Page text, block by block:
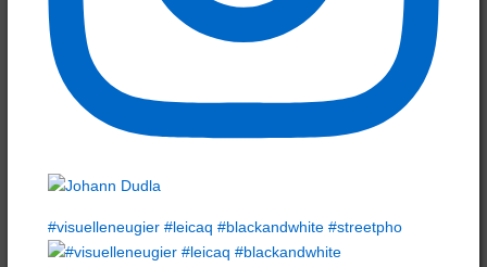
#visuelleneugier #leicaq #blackandwhite #streetpho